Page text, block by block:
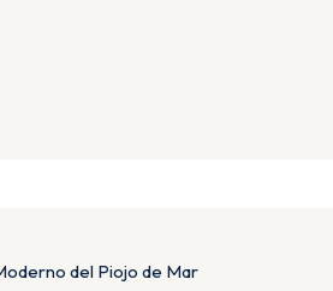
del Piojo de Mar